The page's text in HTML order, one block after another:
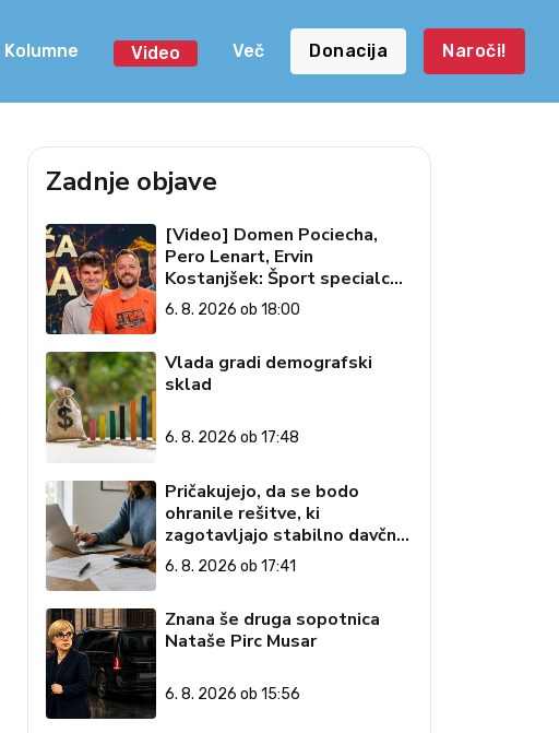
Kolumne Video Več Donacija Naroči!
Zadnje objave
[Video] Domen Pociecha,
Pero Lenart, Ervin
Kostanjšek: Šport specialcev
(Vroča tema, 6. 8. 2026)
6. 8. 2026 ob 18:00
Vlada gradi demografski
sklad
6. 8. 2026 ob 17:48
Pričakujejo, da se bodo
ohranile rešitve, ki
zagotavljajo stabilno davčno
okolje
6. 8. 2026 ob 17:41
Znana še druga sopotnica
Nataše Pirc Musar
6. 8. 2026 ob 15:56